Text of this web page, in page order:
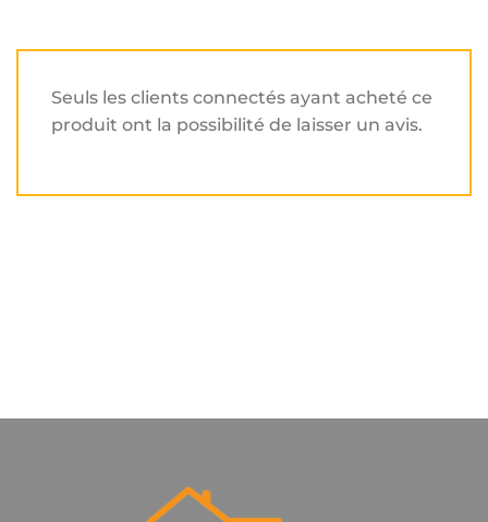
Seuls les clients connectés ayant acheté ce
produit ont la possibilité de laisser un avis.